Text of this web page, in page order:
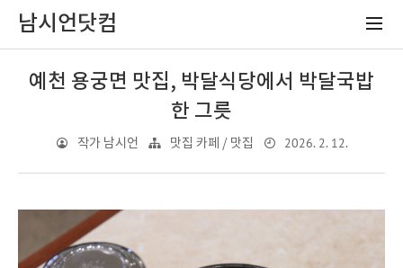
남시언닷컴
예천 용궁면 맛집, 박달식당에서 박달국밥
한 그릇
작가 남시언 맛집 카페 / 맛집 2026. 2. 12.